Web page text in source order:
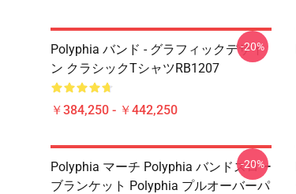
Polyphia バンド - グラフィックデザイ
ン クラシックTシャツRB1207
￥384,250 - ￥442,250
-20%
Polyphia マーチ Polyphia バンドスロー
ブランケット Polyphia プルオーバーパ
-20%